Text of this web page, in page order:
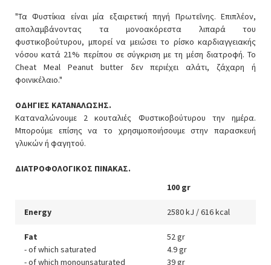
"Τα Φυστίκια είναι μία εξαιρετική πηγή Πρωτεΐνης. Επιπλέον,
απολαμβάνοντας τα μονοακόρεστα λιπαρά του
φυστικοβούτυρου, μπορεί να μειώσει το ρίσκο καρδιαγγειακής
νόσου κατά 21% περίπου σε σύγκριση με τη μέση διατροφή. Το
Cheat Meal Peanut butter δεν περιέχει αλάτι, ζάχαρη ή
φοινικέλαιο."
ΟΔΗΓΙΕΣ ΚΑΤΑΝΑΛΩΣΗΣ.
Καταναλώνουμε 2 κουταλιές Φυστικοβούτυρου την ημέρα.
Μπορούμε επίσης να το χρησιμοποιήσουμε στην παρασκευή
γλυκών ή φαγητού.
ΔΙΑΤΡΟΦΟΛΟΓΙΚΟΣ ΠΙΝΑΚΑΣ.
100 gr
Energy 2580 kJ / 616 kcal
Fat
- of which saturated
- of which monounsaturated
52 gr
4.9 gr
39 gr